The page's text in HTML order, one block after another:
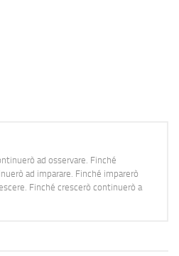
ad osservare. Finché
ad imparare. Finché imparerò
Finché crescerò continuerò a